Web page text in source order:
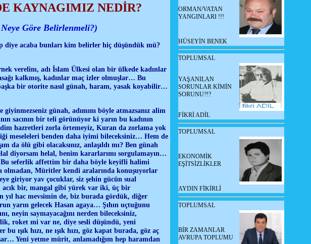
KAYNAGIMIZ NEDİR?
Göre Belirlenmeli?)
diye acaba bunları kim belirler hiç düşündük mü?
verelim, adı İslam Ülkesi olan bir ülkede kadınlar
kalkmış, kadınlar maç izler olmuşlar… Bu
bir otorite nasıl günah, haram, yasak koyabilir…
günah, adımını böyle atmazsanız alim
sacının bir teli görünüyor ki yarın bu kadının
hazretleri zorla örtemeyiz, Kuran da zorlama yok
meseleleri benden daha iyimi bileceksiniz… Hem de
da ölü gibi olacaksınız, anlaşıldı mı? Ben günah
diyorsam helal, benim kararlarımı sorgulamayın…
seferlik affettim bir daha böyle keyifli halimi
olmadan, Müritler kendi aralarında konuşuyorlar
giriyor yav çocuklar, siz şehin gücün sual
bir, mangal gibi yürek var iki, üç bir
yıl hac mevsimin de, biz burada gördük, diğer
yarın gelecek Hasan agaya… Şıhın uçtuğunu
neyin saymayacağını nerden bileceksiniz,
roket mi var ne, diye sesli düşündü, yeni
hızı, ne ışık hızı, göz kapat burada, göz aç
Yeni yetme mürit, anlamadığım hep haramdan
ORMAN/VATAN
YANGINLARI !!!
HÜSEYİN BENEK
TOPLUMSAL
YAŞANILAN
SORUNLAR KİMİN
SORUNU?!?
FİKRİ ADİL
TOPLUMSAL
EKONOMİK
EŞİTSİZLİKLER
AYDIN FİKİRLİ
TOPLUMSAL
BİR ZAMANLAR
AVRUPA TOPLUMU